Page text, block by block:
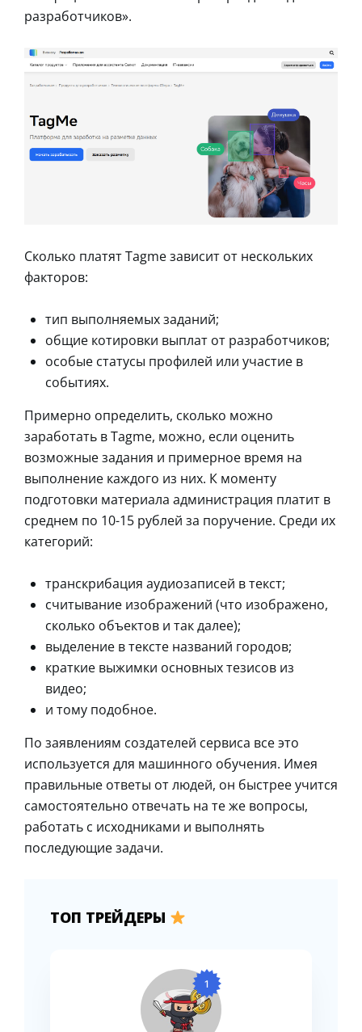
разработчиков».
Сколько платят Tagme зависит от нескольких
факторов:
тип выполняемых заданий;
общие котировки выплат от разработчиков;
особые статусы профилей или участие в
событиях.
Примерно определить, сколько можно
заработать в Tagme, можно, если оценить
возможные задания и примерное время на
выполнение каждого из них. К моменту
подготовки материала администрация платит в
среднем по 10-15 рублей за поручение. Среди их
категорий:
транскрибация аудиозаписей в текст;
считывание изображений (что изображено,
сколько объектов и так далее);
выделение в тексте названий городов;
краткие выжимки основных тезисов из
видео;
и тому подобное.
По заявлениям создателей сервиса все это
используется для машинного обучения. Имея
правильные ответы от людей, он быстрее учится
самостоятельно отвечать на те же вопросы,
работать с исходниками и выполнять
последующие задачи.
ТОП ТРЕЙДЕРЫ
1